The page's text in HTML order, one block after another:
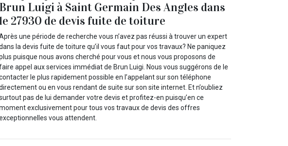
Brun Luigi à Saint Germain Des Angles dans
27930 de devis fuite de toiture
une période de recherche vous n’avez pas réussi à trouver un expert
la devis fuite de toiture qu’il vous faut pour vos travaux? Ne paniquez
puisque nous avons cherché pour vous et nous vous proposons de
appel aux services immédiat de Brun Luigi. Nous vous suggérons de le
le plus rapidement possible en l’appelant sur son téléphone
ou en vous rendant de suite sur son site internet. Et n’oubliez
pas de lui demander votre devis et profitez-en puisqu’en ce
exclusivement pour tous vos travaux de devis des offres
vous attendent.